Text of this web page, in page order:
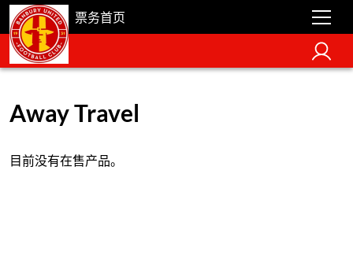
票务首页
Away Travel
目前没有在售产品。